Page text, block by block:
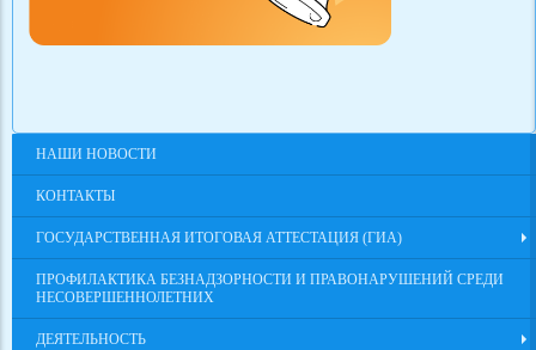
НАШИ НОВОСТИ
КОНТАКТЫ
ГОСУДАРСТВЕННАЯ ИТОГОВАЯ АТТЕСТАЦИЯ (ГИА)
ПРОФИЛАКТИКА БЕЗНАДЗОРНОСТИ И ПРАВОНАРУШЕНИЙ СРЕДИ
НЕСОВЕРШЕННОЛЕТНИХ
ДЕЯТЕЛЬНОСТЬ